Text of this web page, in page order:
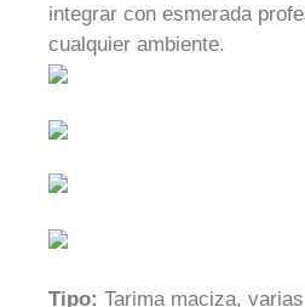
integrar con esmerada
cualquier ambiente.
Tipo: Tarima maciza,